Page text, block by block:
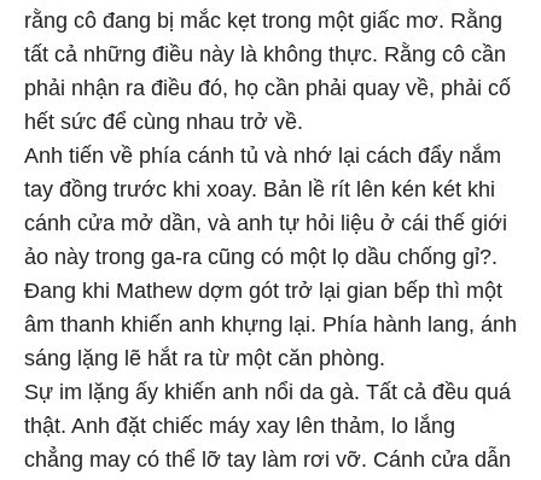
rằng cô đang bị mắc kẹt trong một giấc mơ. Rằng
tất cả những điều này là không thực. Rằng cô cần
phải nhận ra điều đó, họ cần phải quay về, phải cố
hết sức để cùng nhau trở về.
Anh tiến về phía cánh tủ và nhớ lại cách đẩy nắm
tay đồng trước khi xoay. Bản lề rít lên kén két khi
cánh cửa mở dần, và anh tự hỏi liệu ở cái thế giới
ảo này trong ga-ra cũng có một lọ dầu chống gỉ?.
Đang khi Mathew dợm gót trở lại gian bếp thì một
âm thanh khiến anh khựng lại. Phía hành lang, ánh
sáng lặng lẽ hắt ra từ một căn phòng.
Sự im lặng ấy khiến anh nổi da gà. Tất cả đều quá
thật. Anh đặt chiếc máy xay lên thảm, lo lắng
chẳng may có thể lỡ tay làm rơi vỡ. Cánh cửa dẫn